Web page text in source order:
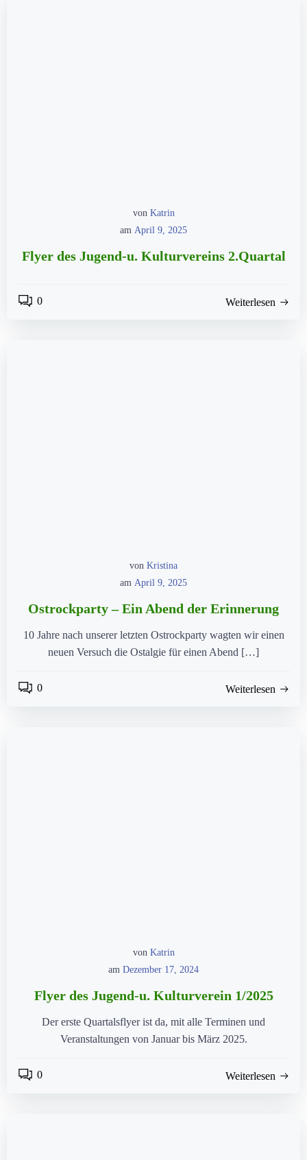
von Katrin
am April 9, 2025
Flyer des Jugend-u. Kulturvereins 2.Quartal
0 Weiterlesen
von Kristina
am April 9, 2025
Ostrockparty – Ein Abend der Erinnerung
10 Jahre nach unserer letzten Ostrockparty wagten wir einen
neuen Versuch die Ostalgie für einen Abend […]
0 Weiterlesen
von Katrin
am Dezember 17, 2024
Flyer des Jugend-u. Kulturverein 1/2025
Der erste Quartalsflyer ist da, mit alle Terminen und
Veranstaltungen von Januar bis März 2025.
0 Weiterlesen